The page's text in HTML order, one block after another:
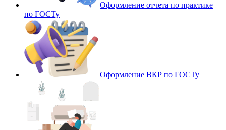
Оформление отчета по практике
по ГОСТу
Оформление ВКР по ГОСТу